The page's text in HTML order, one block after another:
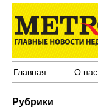
Главная О нас
Рубрики